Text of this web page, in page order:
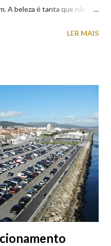
A beleza é tanta que não
para tirar algumas
LER MAIS